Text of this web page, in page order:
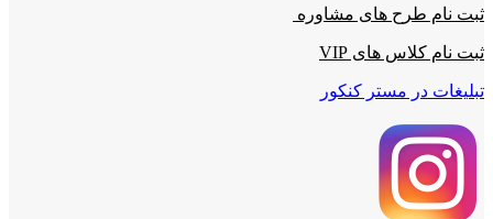
ثبت نام طرح های مشاوره
ثبت نام کلاس های VIP
تبلیغات در مستر کنکور